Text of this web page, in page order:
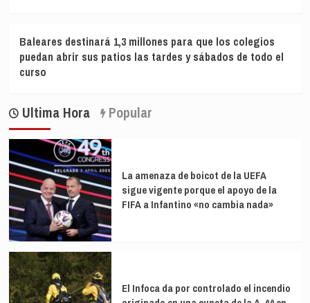
Baleares destinará 1,3 millones para que los colegios
puedan abrir sus patios las tardes y sábados de todo el
curso
Ultima Hora Popular
La amenaza de boicot de la UEFA
sigue vigente porque el apoyo de la
FIFA a Infantino «no cambia nada»
El Infoca da por controlado el incendio